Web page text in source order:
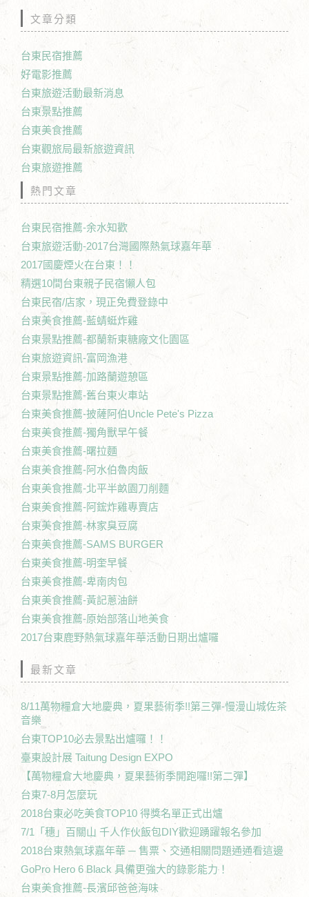
文章分類
台東民宿推薦
好電影推薦
台東旅遊活動最新消息
台東景點推薦
台東美食推薦
台東觀旅局最新旅遊資訊
台東旅遊推薦
熱門文章
台東民宿推薦-余水知歡
台東旅遊活動-2017台灣國際熱氣球嘉年華
2017國慶煙火在台東！！
精選10間台東親子民宿懶人包
台東民宿/店家，現正免費登錄中
台東美食推薦-藍蜻蜓炸雞
台東景點推薦-都蘭新東糖廠文化園區
台東旅遊資訊-富岡漁港
台東景點推薦-加路蘭遊憩區
台東景點推薦-舊台東火車站
台東美食推薦-披薩阿伯Uncle Pete's Pizza
台東美食推薦-獨角獸早午餐
台東美食推薦-曙拉麵
台東美食推薦-阿水伯魯肉飯
台東美食推薦-北平半畝園刀削麵
台東美食推薦-阿鋐炸雞專賣店
台東美食推薦-林家臭豆腐
台東美食推薦-SAMS BURGER
台東美食推薦-明奎早餐
台東美食推薦-卑南肉包
台東美食推薦-黃記蔥油餅
台東美食推薦-原始部落山地美食
2017台東鹿野熱氣球嘉年華活動日期出爐囉
最新文章
8/11萬物糧倉大地慶典，夏果藝術季!!第三彈-慢漫山城佐茶
音樂
台東TOP10必去景點出爐囉！！
臺東設計展 Taitung Design EXPO
【萬物糧倉大地慶典，夏果藝術季開跑囉!!第二彈】
台東7-8月怎麼玩
2018台東必吃美食TOP10 得獎名單正式出爐
7/1「穗」百關山 千人作伙飯包DIY歡迎踴躍報名參加
2018台東熱氣球嘉年華 ─ 售票、交通相關問題通通看這邊
GoPro Hero 6 Black 具備更強大的錄影能力！
台東美食推薦-長濱邱爸爸海味